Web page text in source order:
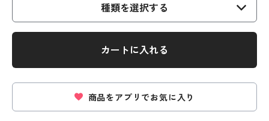
種類を選択する
カートに入れる
商品をアプリでお気に入り